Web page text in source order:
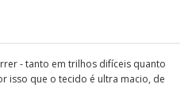
- tanto em trilhos difíceis quanto
isso que o tecido é ultra macio, de